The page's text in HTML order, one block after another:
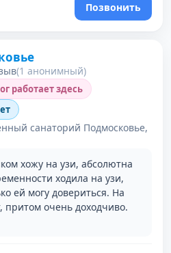
Позвонить
(1 анонимный)
работает здесь
санаторий Подмосковье,
хожу на узи, абсолютна
ходила на узи,
ей могу довериться. На
притом очень доходчиво.